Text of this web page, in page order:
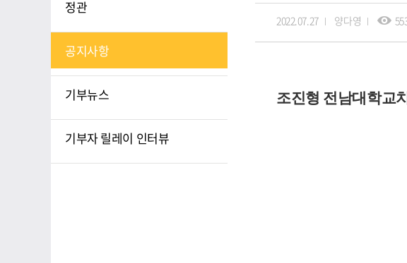
정관
공지사항
기부뉴스
기부자 릴레이 인터뷰
2022.07.27 양다영
조진형 전남대학교